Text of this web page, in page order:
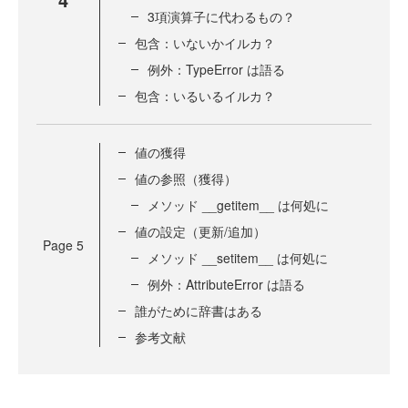
3項演算子に代わるもの？
包含：いないかイルカ？
例外：TypeError は語る
包含：いるいるイルカ？
Page 5
値の獲得
値の参照（獲得）
メソッド __getitem__ は何処に
値の設定（更新/追加）
メソッド __setitem__ は何処に
例外：AttributeError は語る
誰がために辞書はある
参考文献